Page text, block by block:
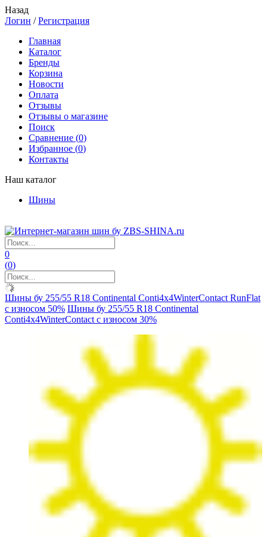
Назад
Логин /Регистрация
Главная
Каталог
Бренды
Корзина
Новости
Оплата
Отзывы
Отзывы о магазине
Поиск
Сравнение (0)
Избранное (0)
Контакты
Наш каталог
Шины
0
(0)
Шины бу 255/55 R18 Continental Conti4х4WinterContact RunFlat
с износом 50% Шины бу 255/55 R18 Continental
Conti4х4WinterContact с износом 30%